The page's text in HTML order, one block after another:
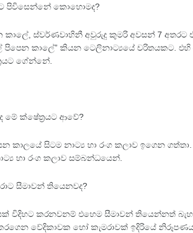
පිවිසෙන්නේ කොහොමද?
කාලේ, ස්වර්ණවාහිනී අවුරුදු කුමරි අවසන් 7
පිපෙන කාලේ”‍ කියන ටෙලිනාට්‍යයේ චරිතයකට. එහි
ගේන්නේ.
මේ ක්ෂේත්‍රයට ආවේ?
කාලයේ සිටම නාට්‍ය හා රංග කලාව ඉගෙන
හා රංග කලාව සම්බන්ධයෙන්.
සීමාවන් තියෙනවද?
විදිහට කරනවනම් එහෙම සීමාවන් තියෙන්නත්
වේදිකාවක හෝ කැමරාවක් ඉදිරියේ